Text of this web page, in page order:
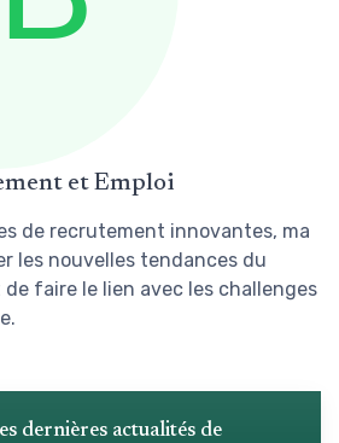
et Emploi
de recrutement innovantes, ma
les nouvelles tendances du
faire le lien avec les challenges
dernières actualités de